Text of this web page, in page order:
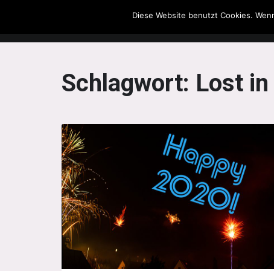
The Howling Men
Schlagwort: Lost in
Diese Website benutzt Cookies.